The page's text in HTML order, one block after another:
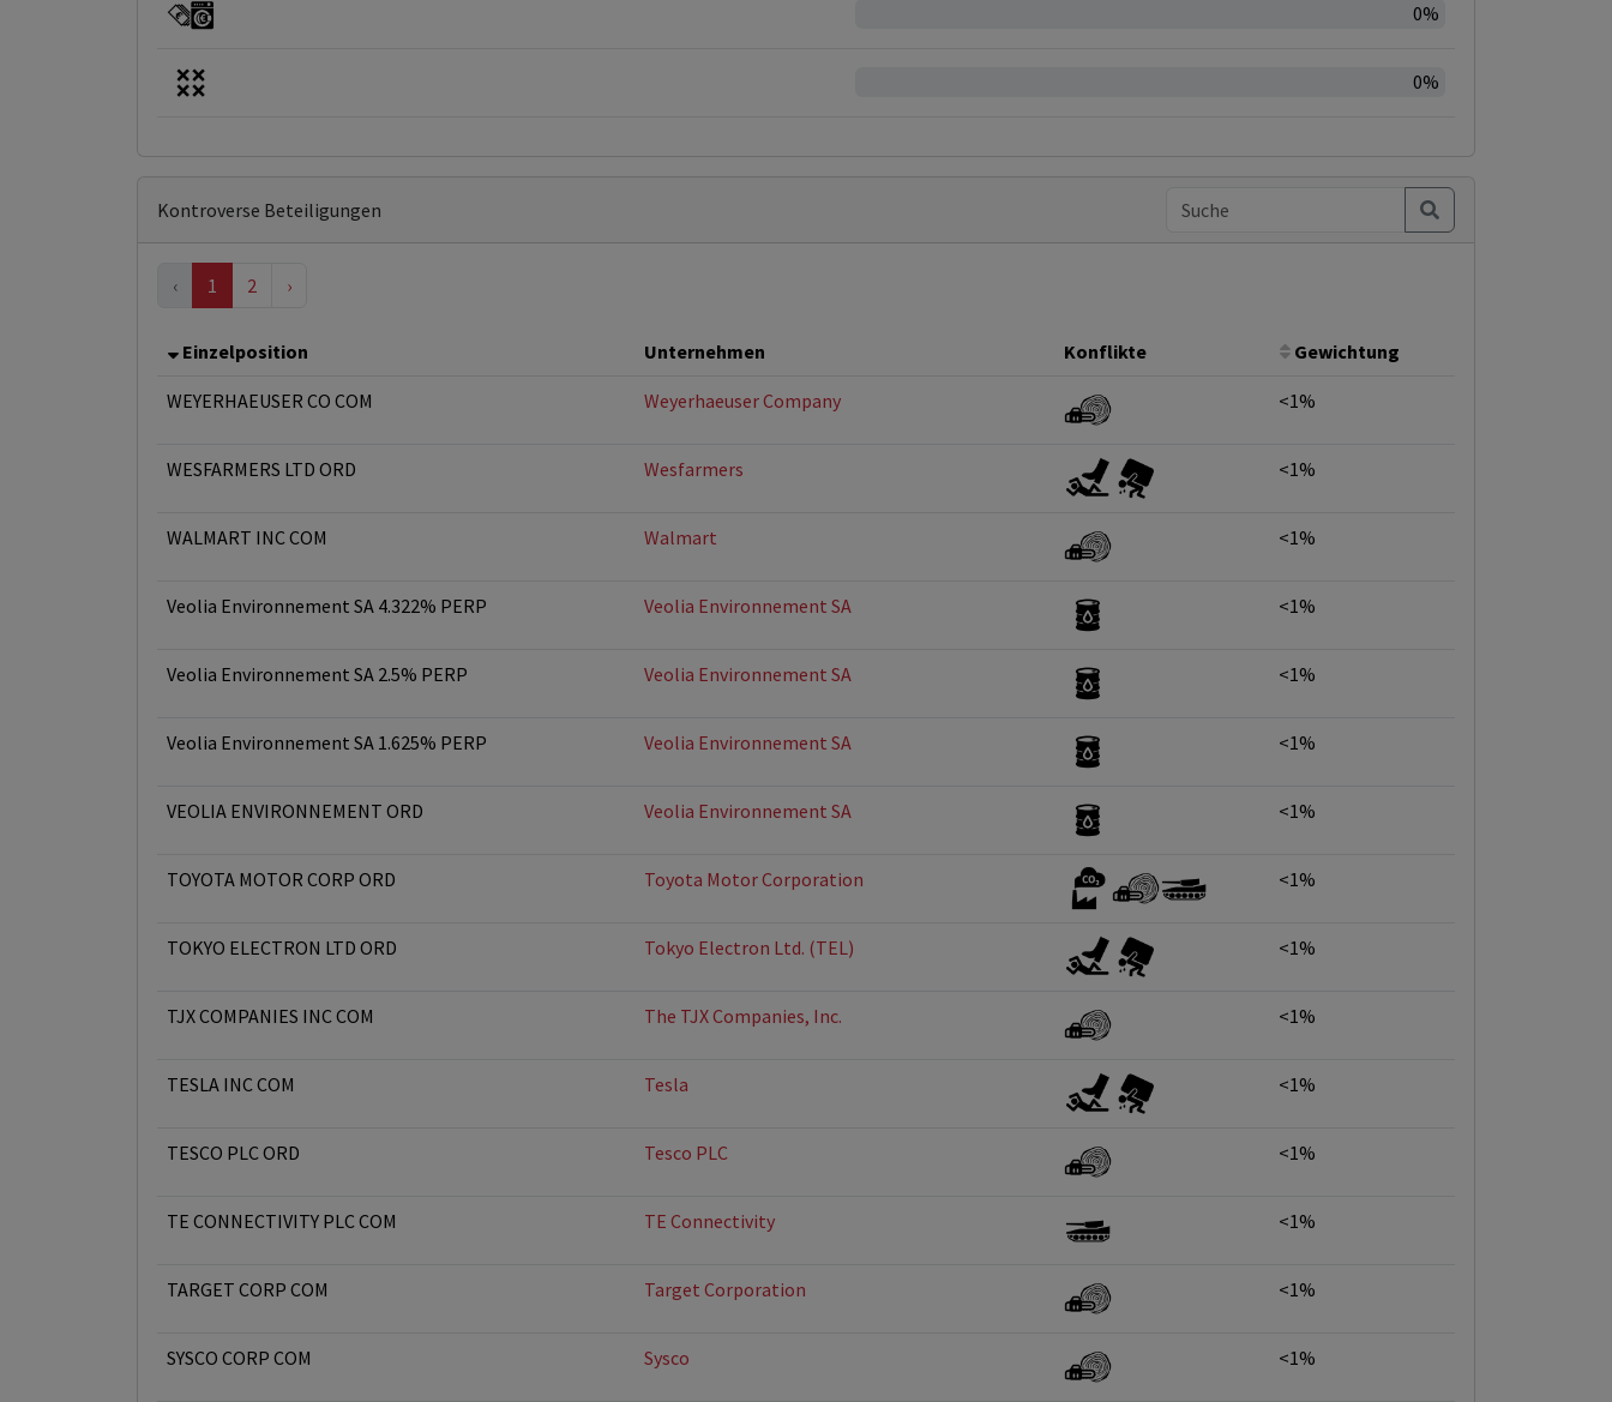
0%
0%
Kontroverse Beteiligungen
‹ 1 2 ›
Einzelposition Unternehmen Konflikte Gewichtung
WEYERHAEUSER CO COM Weyerhaeuser Company <1%
WESFARMERS LTD ORD Wesfarmers <1%
WALMART INC COM Walmart <1%
Veolia Environnement SA 4.322% PERP Veolia Environnement SA <1%
Veolia Environnement SA 2.5% PERP Veolia Environnement SA <1%
Veolia Environnement SA 1.625% PERP Veolia Environnement SA <1%
VEOLIA ENVIRONNEMENT ORD Veolia Environnement SA <1%
TOYOTA MOTOR CORP ORD Toyota Motor Corporation <1%
TOKYO ELECTRON LTD ORD Tokyo Electron Ltd. (TEL) <1%
TJX COMPANIES INC COM The TJX Companies, Inc. <1%
TESLA INC COM Tesla <1%
TESCO PLC ORD Tesco PLC <1%
TE CONNECTIVITY PLC COM TE Connectivity <1%
TARGET CORP COM Target Corporation <1%
SYSCO CORP COM Sysco <1%